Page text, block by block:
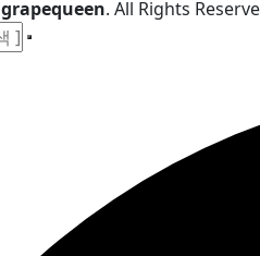
grapequeen. All Rights